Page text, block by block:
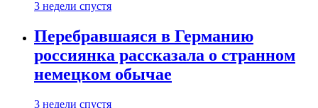
3 недели спустя
Перебравшаяся в Германию
россиянка рассказала о странном
немецком обычае
3 недели спустя